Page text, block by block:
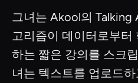
그녀는 Akool의 Talking
고리즘이 데이터로부터
하는 짧은 강의를 스크
녀는 텍스트를 업로드